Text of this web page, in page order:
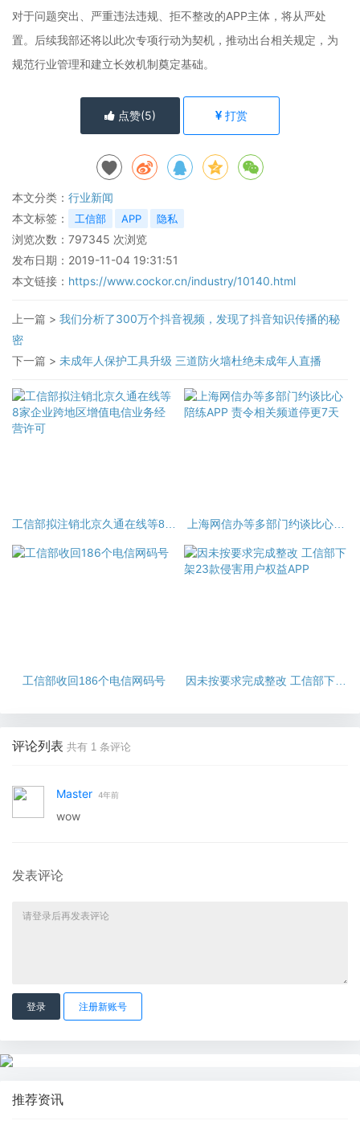
对于问题突出、严重违法违规、拒不整改的APP主体，将从严处
置。后续我部还将以此次专项行动为契机，推动出台相关规定，为
规范行业管理和建立长效机制奠定基础。
点赞(5) 打赏
本文分类： 行业新闻
本文标签：
工信部 APP 隐私
浏览次数： 797345 次浏览
发布日期：2019-11-04 19:31:51
本文链接： https://www.cockor.cn/industry/10140.html
上一篇 > 我们分析了300万个抖音视频，发现了抖音知识传播的秘
密
下一篇 > 未成年人保护工具升级 三道防火墙杜绝未成年人直播
工信部拟注销北京久通在线等8家
可
上海网信办等多部门约谈比心陪
工信部收回186个电信网码号
因未按要求完成整改 工信部下架
评论列表 共有 1 条评论
Master 4年前
wow
发表评论
登录 注册新账号
推荐资讯